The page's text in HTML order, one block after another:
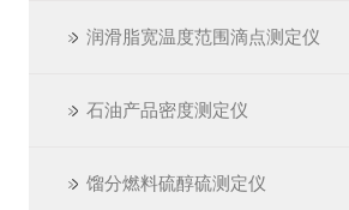
润滑脂宽温度范围滴点测定仪
石油产品密度测定仪
馏分燃料硫醇硫测定仪